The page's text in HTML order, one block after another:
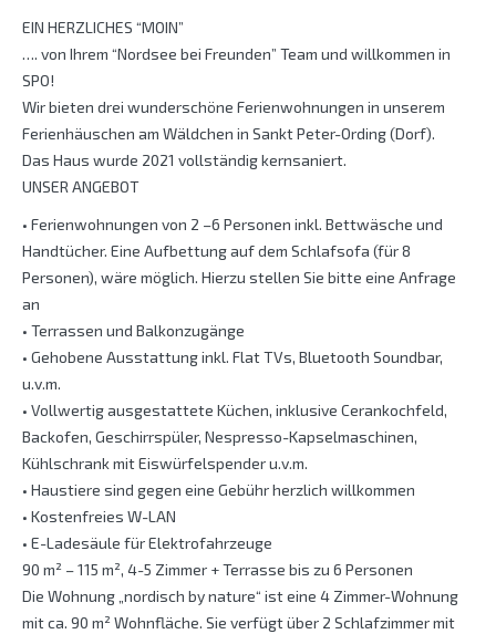
EIN HERZLICHES “MOIN”
…. von Ihrem “Nordsee bei Freunden” Team und willkommen in
SPO!
Wir bieten drei wunderschöne Ferienwohnungen in unserem
Ferienhäuschen am Wäldchen in Sankt Peter-Ording (Dorf).
Das Haus wurde 2021 vollständig kernsaniert.
UNSER ANGEBOT
• Ferienwohnungen von 2 –6 Personen inkl. Bettwäsche und
Handtücher. Eine Aufbettung auf dem Schlafsofa (für 8
Personen), wäre möglich. Hierzu stellen Sie bitte eine Anfrage
an
• Terrassen und Balkonzugänge
• Gehobene Ausstattung inkl. Flat TVs, Bluetooth Soundbar,
u.v.m.
• Vollwertig ausgestattete Küchen, inklusive Cerankochfeld,
Backofen, Geschirrspüler, Nespresso-Kapselmaschinen,
Kühlschrank mit Eiswürfelspender u.v.m.
• Haustiere sind gegen eine Gebühr herzlich willkommen
• Kostenfreies W-LAN
• E-Ladesäule für Elektrofahrzeuge
90 m² – 115 m², 4-5 Zimmer + Terrasse bis zu 6 Personen
Die Wohnung „nordisch by nature“ ist eine 4 Zimmer-Wohnung
mit ca. 90 m² Wohnfläche. Sie verfügt über 2 Schlafzimmer mit